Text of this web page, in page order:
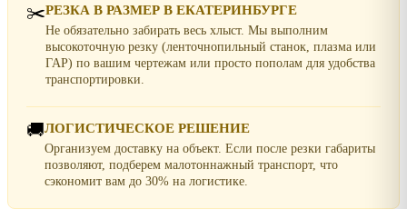
✂️РЕЗКА В РАЗМЕР В ЕКАТЕРИНБУРГЕ
Не обязательно забирать весь хлыст. Мы выполним
высокоточную резку (ленточнопильный станок, плазма или
ГАР) по вашим чертежам или просто пополам для удобства
транспортировки.
🚚ЛОГИСТИЧЕСКОЕ РЕШЕНИЕ
Организуем доставку на объект. Если после резки габариты
позволяют, подберем малотоннажный транспорт, что
сэкономит вам до 30% на логистике.